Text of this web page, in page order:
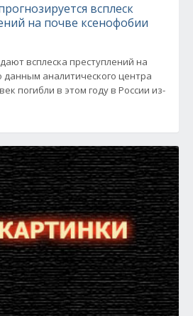
всплеск
на почве ксенофобии
всплеска преступлений на
аналитического центра
погибли в этом году в России из-